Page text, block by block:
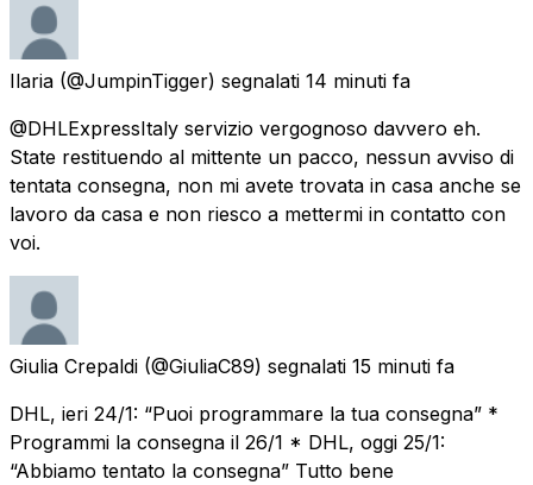
Ilaria (@JumpinTigger) segnalati 14 minuti fa
@DHLExpressItaly servizio vergognoso davvero eh.
State restituendo al mittente un pacco, nessun avviso di
tentata consegna, non mi avete trovata in casa anche se
lavoro da casa e non riesco a mettermi in contatto con
voi.
Giulia Crepaldi (@GiuliaC89) segnalati 15 minuti fa
DHL, ieri 24/1: “Puoi programmare la tua consegna” *
Programmi la consegna il 26/1 * DHL, oggi 25/1:
“Abbiamo tentato la consegna” Tutto bene